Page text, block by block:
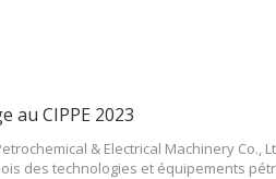
au CIPPE 2023
& Electrical Machinery Co.,
des technologies et équipements